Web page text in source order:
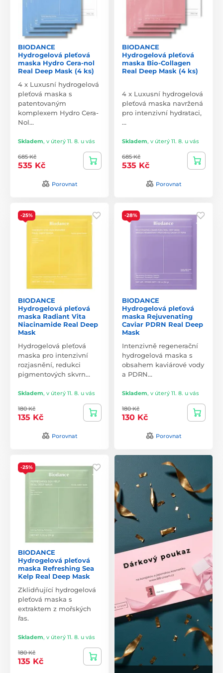
BIODANCE
Hydrogelová pleťová
maska Hydro Cera-nol
Real Deep Mask (4 ks)
4 x Luxusní hydrogelová
pleťová maska s
patentovaným
komplexem Hydro Cera-
Nol…
Skladem, v úterý 11. 8. u vás
685 Kč
535 Kč
Porovnat
BIODANCE
Hydrogelová pleťová
maska Bio-Collagen
Real Deep Mask (4 ks)
4 x Luxusní hydrogelová
pleťová maska navržená
pro intenzivní hydrataci,
…
Skladem, v úterý 11. 8. u vás
685 Kč
535 Kč
Porovnat
-25%
BIODANCE
Hydrogelová pleťová
maska Radiant Vita
Niacinamide Real Deep
Mask
Hydrogelová pleťová
maska pro intenzivní
rozjasnění, redukci
pigmentových skvrn…
Skladem, v úterý 11. 8. u vás
180 Kč
135 Kč
Porovnat
-28%
BIODANCE
Hydrogelová pleťová
maska Rejuvenating
Caviar PDRN Real Deep
Mask
Intenzivně regenerační
hydrogelová maska s
obsahem kaviárové vody
a PDRN…
Skladem, v úterý 11. 8. u vás
180 Kč
130 Kč
Porovnat
-25%
BIODANCE
Hydrogelová pleťová
maska Refreshing Sea
Kelp Real Deep Mask
Zklidňující hydrogelová
pleťová maska s
extraktem z mořských
řas.
Skladem, v úterý 11. 8. u vás
180 Kč
135 Kč